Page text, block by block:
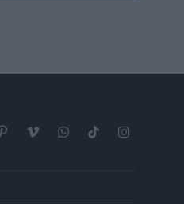
PinterestVimeoWhatsAppTikTokInstagram